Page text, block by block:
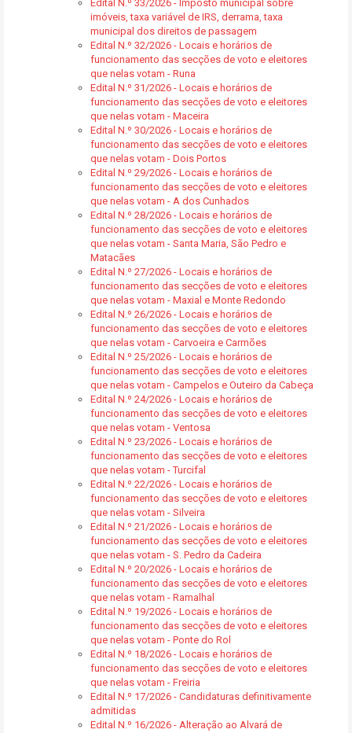
Edital N.º 33/2026 - Imposto municipal sobre
imóveis, taxa variável de IRS, derrama, taxa
municipal dos direitos de passagem
Edital N.º 32/2026 - Locais e horários de
funcionamento das secções de voto e eleitores
que nelas votam - Runa
Edital N.º 31/2026 - Locais e horários de
funcionamento das secções de voto e eleitores
que nelas votam - Maceira
Edital N.º 30/2026 - Locais e horários de
funcionamento das secções de voto e eleitores
que nelas votam - Dois Portos
Edital N.º 29/2026 - Locais e horários de
funcionamento das secções de voto e eleitores
que nelas votam - A dos Cunhados
Edital N.º 28/2026 - Locais e horários de
funcionamento das secções de voto e eleitores
que nelas votam - Santa Maria, São Pedro e
Matacães
Edital N.º 27/2026 - Locais e horários de
funcionamento das secções de voto e eleitores
que nelas votam - Maxial e Monte Redondo
Edital N.º 26/2026 - Locais e horários de
funcionamento das secções de voto e eleitores
que nelas votam - Carvoeira e Carmões
Edital N.º 25/2026 - Locais e horários de
funcionamento das secções de voto e eleitores
que nelas votam - Campelos e Outeiro da Cabeça
Edital N.º 24/2026 - Locais e horários de
funcionamento das secções de voto e eleitores
que nelas votam - Ventosa
Edital N.º 23/2026 - Locais e horários de
funcionamento das secções de voto e eleitores
que nelas votam - Turcifal
Edital N.º 22/2026 - Locais e horários de
funcionamento das secções de voto e eleitores
que nelas votam - Silveira
Edital N.º 21/2026 - Locais e horários de
funcionamento das secções de voto e eleitores
que nelas votam - S. Pedro da Cadeira
Edital N.º 20/2026 - Locais e horários de
funcionamento das secções de voto e eleitores
que nelas votam - Ramalhal
Edital N.º 19/2026 - Locais e horários de
funcionamento das secções de voto e eleitores
que nelas votam - Ponte do Rol
Edital N.º 18/2026 - Locais e horários de
funcionamento das secções de voto e eleitores
que nelas votam - Freiria
Edital N.º 17/2026 - Candidaturas definitivamente
admitidas
Edital N.º 16/2026 - Alteração ao Alvará de